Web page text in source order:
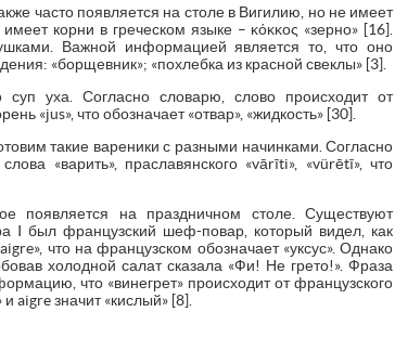
часто появляется на столе в Вигилию, но не имеет
корни в греческом языке – κόκκος «зерно» [16].
Важной информацией является то, что оно
«борщевник»; «похлебка из красной свеклы» [3].
уха. Согласно словарю, слово происходит от
«jus», что обозначает «отвар», «жидкость» [30].
такие вареники с разными начинками. Согласно
«варить», праславянского «vārīti», «vürētī», что
появляется на праздничном столе. Существуют
I был французский шеф-повар, который видел, как
что на французском обозначает «уксус». Однако
холодной салат сказала «Фи! Не грето!». Фраза
что «винегрет» происходит от французского
aigre значит «кислый» [8].